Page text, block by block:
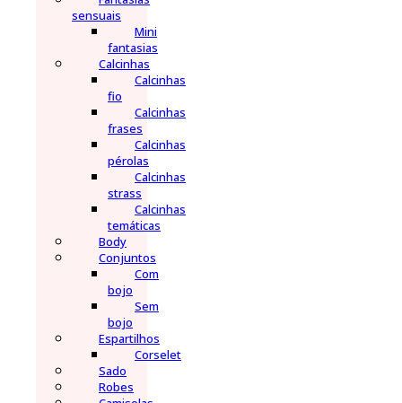
sensuais
Mini
fantasias
Calcinhas
Calcinhas
fio
Calcinhas
frases
Calcinhas
pérolas
Calcinhas
strass
Calcinhas
temáticas
Body
Conjuntos
Com
bojo
Sem
bojo
Espartilhos
Corselet
Sado
Robes